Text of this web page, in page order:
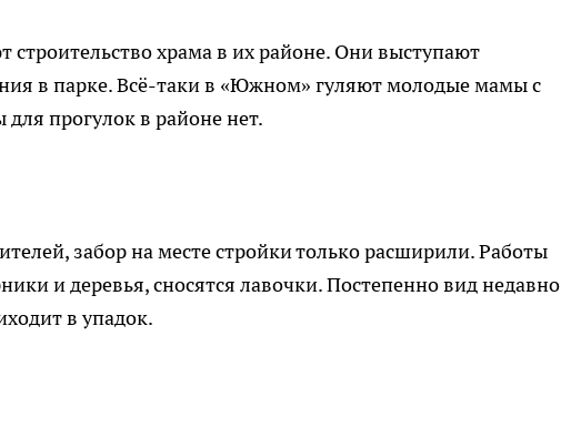
храма в их районе. Они выступают
в парке. Всё-таки в «Южном» гуляют молодые мамы с
прогулок в районе нет.
забор на месте стройки только расширили. Работы
и деревья, сносятся лавочки. Постепенно вид недавно
в упадок.